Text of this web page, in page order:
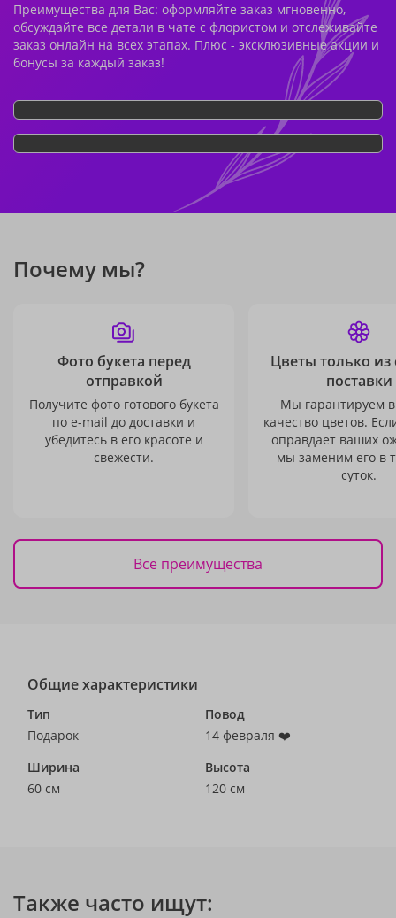
Преимущества для Вас: оформляйте заказ мгновенно,
обсуждайте все детали в чате с флористом и отслеживайте
заказ онлайн на всех этапах. Плюс - эксклюзивные акции и
бонусы за каждый заказ!
Почему мы?
Фото букета перед
отправкой
Получите фото готового букета
по e-mail до доставки и
убедитесь в его красоте и
свежести.
Цветы только из
поставки
Мы гарантируем
качество цветов.
оправдает ваших
мы заменим его в
суток.
Все преимущества
Общие характеристики
Тип
Подарок
Повод
14 февраля ❤️
Ширина
60 см
Высота
120 см
Также часто ищут: